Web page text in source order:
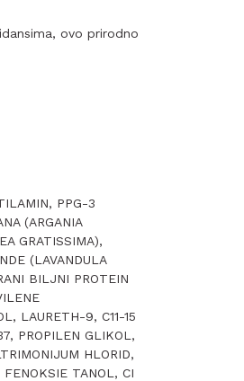
ovo prirodno
PPG-3
(ARGANIA
GRATISSIMA),
(LAVANDULA
BILJNI PROTEIN
LAURETH-9, C11-15
PROPILEN GLIKOL,
HLORID,
TANOL, CI